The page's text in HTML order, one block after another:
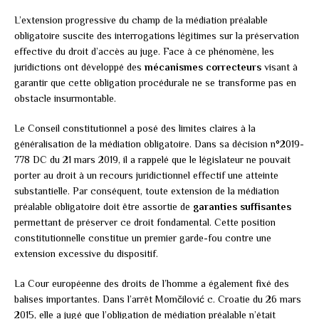
L’extension progressive du champ de la médiation préalable
obligatoire suscite des interrogations légitimes sur la préservation
effective du droit d’accès au juge. Face à ce phénomène, les
juridictions ont développé des mécanismes correcteurs visant à
garantir que cette obligation procédurale ne se transforme pas en
obstacle insurmontable.
Le Conseil constitutionnel a posé des limites claires à la
généralisation de la médiation obligatoire. Dans sa décision n°2019-
778 DC du 21 mars 2019, il a rappelé que le législateur ne pouvait
porter au droit à un recours juridictionnel effectif une atteinte
substantielle. Par conséquent, toute extension de la médiation
préalable obligatoire doit être assortie de garanties suffisantes
permettant de préserver ce droit fondamental. Cette position
constitutionnelle constitue un premier garde-fou contre une
extension excessive du dispositif.
La Cour européenne des droits de l’homme a également fixé des
balises importantes. Dans l’arrêt Momčilović c. Croatie du 26 mars
2015, elle a jugé que l’obligation de médiation préalable n’était